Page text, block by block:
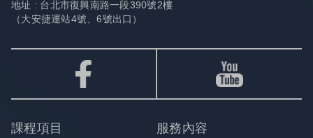
地址 : 台北市復興南路一段390號2樓
（大安捷運站4號、6號出口）
課程項目 服務內容